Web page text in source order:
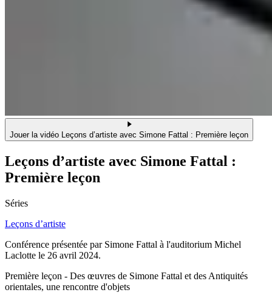
Jouer la vidéo Leçons d’artiste avec Simone Fattal : Première leçon
Leçons d’artiste avec Simone Fattal :
Première leçon
Séries
Leçons d’artiste
Conférence présentée par Simone Fattal à l'auditorium Michel
Laclotte le 26 avril 2024.
Première leçon - Des œuvres de Simone Fattal et des Antiquités
orientales, une rencontre d'objets